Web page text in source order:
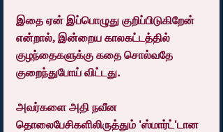
இதை ஏன் இப்பொழுது குறிப்பிடுகிறேன்
என்றால், இன்றைய காலகட்டத்தில்
குழந்தைகளுக்கு கதை சொல்வதே
குறைந்துபோய் விட்டது.
அவர்களை அதி நவீன
தொலைபேசிகளிலிருத்தும் 'ஸ்மார்ட்'டான